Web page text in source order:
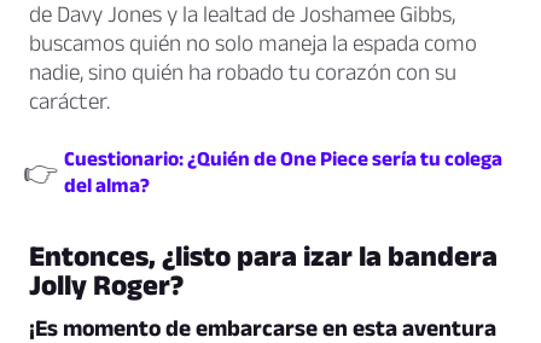
de Davy Jones y la lealtad de Joshamee Gibbs,
buscamos quién no solo maneja la espada como
nadie, sino quién ha robado tu corazón con su
carácter.
👉 Cuestionario: ¿Quién de One Piece sería tu colega
del alma?
Entonces, ¿listo para izar la bandera
Jolly Roger?
¡Es momento de embarcarse en esta aventura